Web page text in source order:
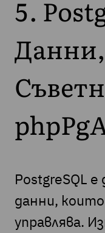
5.
Данни,
PostgreSQL
данни,
управлява.